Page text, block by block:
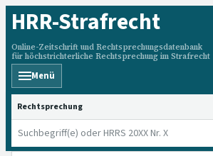
HRR-Strafrecht
Online-Zeitschrift und Rechtsprechungsdatenbank
für höchstrichterliche Rechtsprechung im Strafrecht
Menü
HRRS durchsuchen